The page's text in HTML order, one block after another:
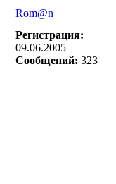
Rom@n
Регистрация:
09.06.2005
Сообщений: 323